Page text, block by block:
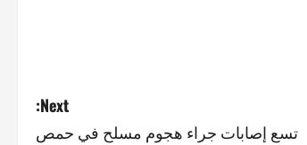
Next:
تسع إصابات جراء هجوم مسلح في حمص